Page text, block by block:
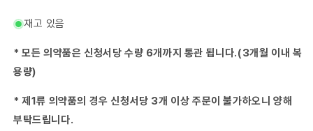
로
션
12g
시
세
이
도
션
세
이
재고 있음
* 모든 의약품은 신청서당 수량 6개까지 통관 됩니다.(3개월 이내 복
용량)
* 제1류 의약품의 경우 신청서당 3개 이상 주문이 불가하오니 양해
부탁드립니다.